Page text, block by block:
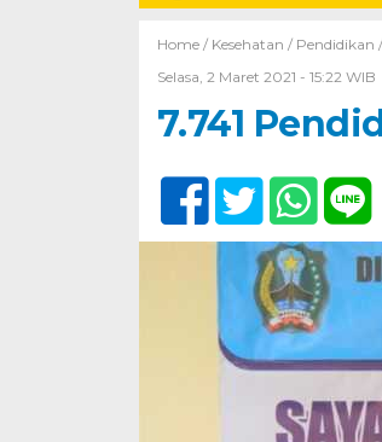
Home / Kesehatan / Pendidikan /
Selasa, 2 Maret 2021 - 15:22 WIB
7.741